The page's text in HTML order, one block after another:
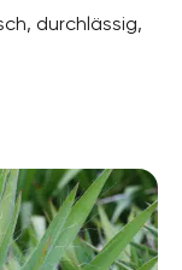
durchlässig,